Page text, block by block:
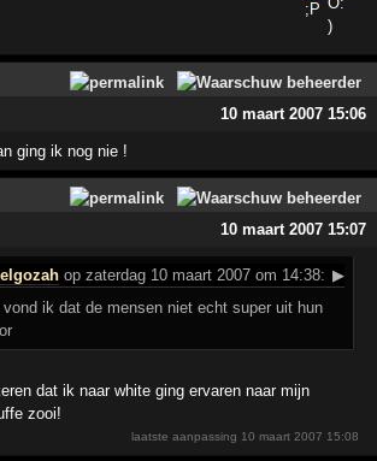
10 maart 2007 15:06
ging ik nog nie !
10 maart 2007 15:07
op zaterdag 10 maart 2007 om 14:38: ▶
ik dat de mensen niet echt super uit hun
dat ik naar white ging ervaren naar mijn
zooi!
laatste aanpassing 10 maart 2007 15:08